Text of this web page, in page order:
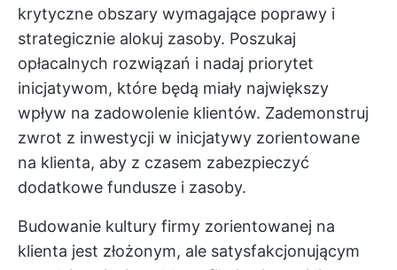
krytyczne obszary wymagające poprawy i
strategicznie alokuj zasoby. Poszukaj
opłacalnych rozwiązań i nadaj priorytet
inicjatywom, które będą miały największy
wpływ na zadowolenie klientów. Zademonstruj
zwrot z inwestycji w inicjatywy zorientowane
na klienta, aby z czasem zabezpieczyć
dodatkowe fundusze i zasoby.
Budowanie kultury firmy zorientowanej na
klienta jest złożonym, ale satysfakcjonującym